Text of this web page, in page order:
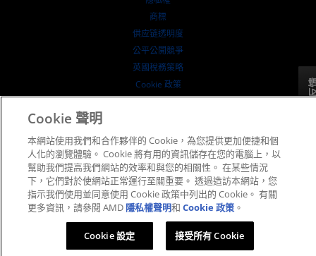
商標
供应链透明度
公平公開競爭
英國稅務策略
Cookie 政策
Cookie 設定
© 2026 Advanced Micro Devices, Inc.
Cookie 聲明
本網站使用我們和合作夥伴的 Cookie，為您提供更加便捷和個
人化的瀏覽體驗。 Cookie 將有用的資訊儲存在您的電腦上，以
幫助我們提高我們網站的效率和與您的相關性。 在某些情況
下，它們對於使網站正常運行至關重要。 透過造訪本網站，您
指示我們使用並同意使用 Cookie 政策中列出的 Cookie。 有關
更多資訊，請參閱 AMD 隱私權聲明和Cookie 政策 。
Cookie 設定 接受所有 Cookie